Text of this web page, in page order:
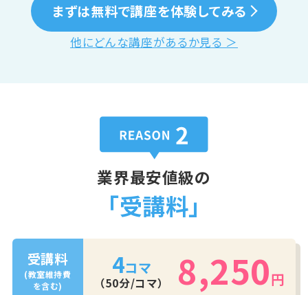
まずは無料で講座を体験してみる
他にどんな講座があるか見る ＞
業界最安値級の
「受講料」
受講料
(教室維持費
を含む)
4コマ
（50分/コマ） 8,250円